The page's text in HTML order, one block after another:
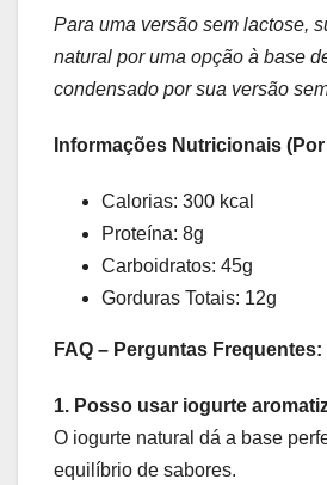
Para uma versão sem lactose,
natural por uma opção à base
condensado por sua versão
Informações Nutricionais
Calorias: 300 kcal
Proteína: 8g
Carboidratos: 45g
Gorduras Totais: 12g
FAQ – Perguntas Frequentes:
1. Posso usar iogurte
O iogurte natural dá a base
equilíbrio de sabores.